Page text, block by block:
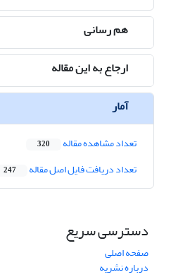
هم رسانی
ارجاع به این مقاله
آمار
تعداد مشاهده مقاله 320
تعداد دریافت فایل اصل مقاله 247
دسترسی سریع
صفحه اصلی
درباره نشریه